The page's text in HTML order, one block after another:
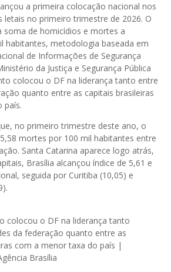
a primeira colocação nacional nos
letais no primeiro trimestre de 2026. O
soma de homicídios e mortes a
habitantes, metodologia baseada em
de Informações de Segurança
da Justiça e Segurança Pública
colocou o DF na liderança tanto entre
quanto entre as capitais brasileiras
país.
no primeiro trimestre deste ano, o
mortes por 100 mil habitantes entre
Santa Catarina aparece logo atrás,
Brasília alcançou índice de 5,61 e
seguida por Curitiba (10,05) e
colocou o DF na liderança tanto
da federação quanto entre as
com a menor taxa do país |
Brasília